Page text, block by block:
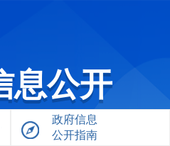
息公开
政府信息
公开指南